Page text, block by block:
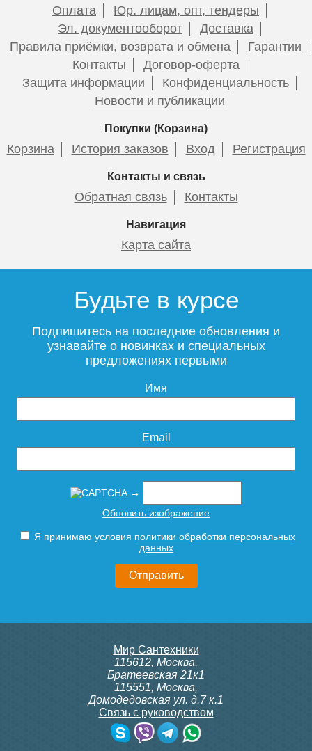
Оплата
Юр. лицам, опт, тендеры
Эл. документооборот
Доставка
Правила приёмки, возврата и обмена
Гарантии
Контакты
Договор-оферта
Защита информации
Конфиденциальность
Новости и публикации
Покупки (Корзина)
Корзина История заказов Вход Регистрация
Контакты и связь
Обратная связь Контакты
Навигация
Карта сайта
Будьте в курсе
Подпишитесь на последние обновления и
узнавайте о новинках и специальных
предложениях первыми
Имя
Email
→
Обновить изображение
Я принимаю условия политики обработки персональных
данных
Мир Сантехники
115612, Москва,
Братеевская 21к1
115551, Москва,
Домодедовская ул. д.7 к.1
Связь с руководством